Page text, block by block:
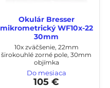
Okulár Bresser
mikrometrický WF10x-22
30mm
10x zväčšenie, 22mm
širokouhlé zorné pole, 30mm
objímka
Do mesiaca
105 €